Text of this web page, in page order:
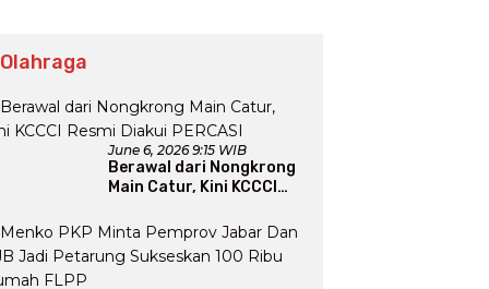
June 6, 2026 9:15 WIB
Berawal dari Nongkrong
Main Catur, Kini KCCCI